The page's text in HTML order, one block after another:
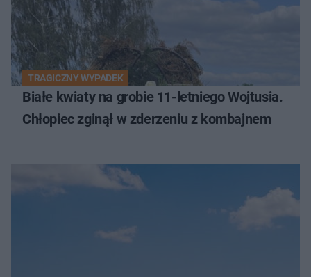
TRAGICZNY WYPADEK
Białe kwiaty na grobie 11-letniego Wojtusia.
Chłopiec zginął w zderzeniu z kombajnem